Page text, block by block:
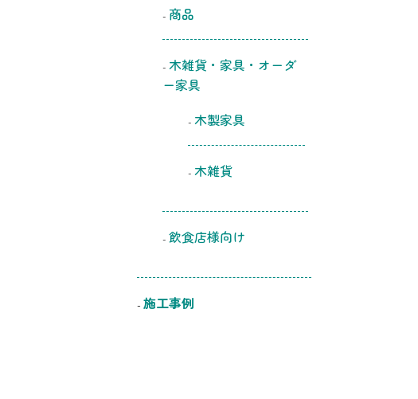
商品
木雑貨・家具・オーダ
ー家具
木製家具
木雑貨
飲食店様向け
施工事例